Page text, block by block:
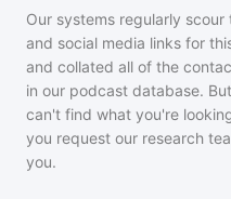
Our systems regularly
and social media links for
and collated all of the
in our podcast database.
can't find what you're
you request our research
you.